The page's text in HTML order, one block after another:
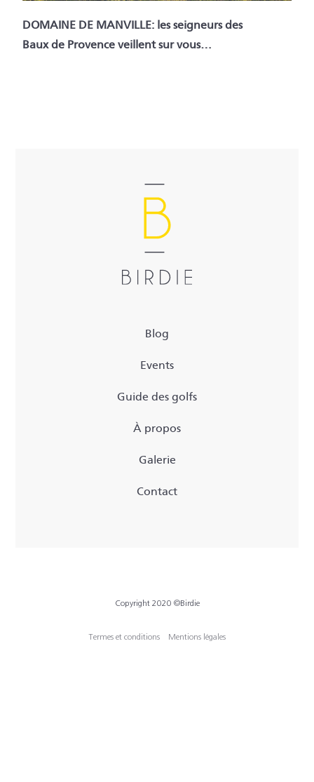
DOMAINE DE MANVILLE: les seigneurs des
Baux de Provence veillent sur vous…
Blog
Events
Guide des golfs
À propos
Galerie
Contact
Copyright 2020 ©Birdie
Termes et conditions Mentions légales